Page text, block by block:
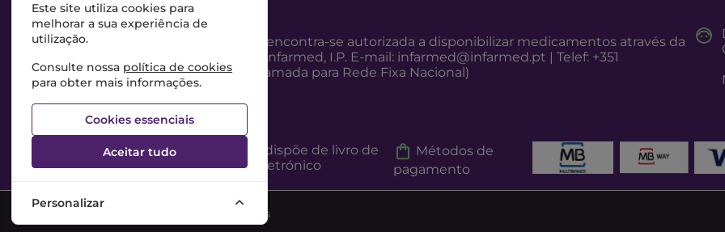
Esta Farmácia encontra-se autorizada a disponibilizar medicamentos através da
Internet, pelo Infarmed, I.P. E-mail: infarmed@infarmed.pt | Telef: +351
217987100 (Chamada para Rede Fixa Nacional)
Esta Farmácia dispõe de livro de
reclamações eletrónico
Métodos de
pagamento
©2026 Todos os direitos reservados
Este site utiliza cookies para
melhorar a sua experiência de
utilização.
Consulte nossa política de cookies
para obter mais informações.
Cookies essenciais
Aceitar tudo
Personalizar